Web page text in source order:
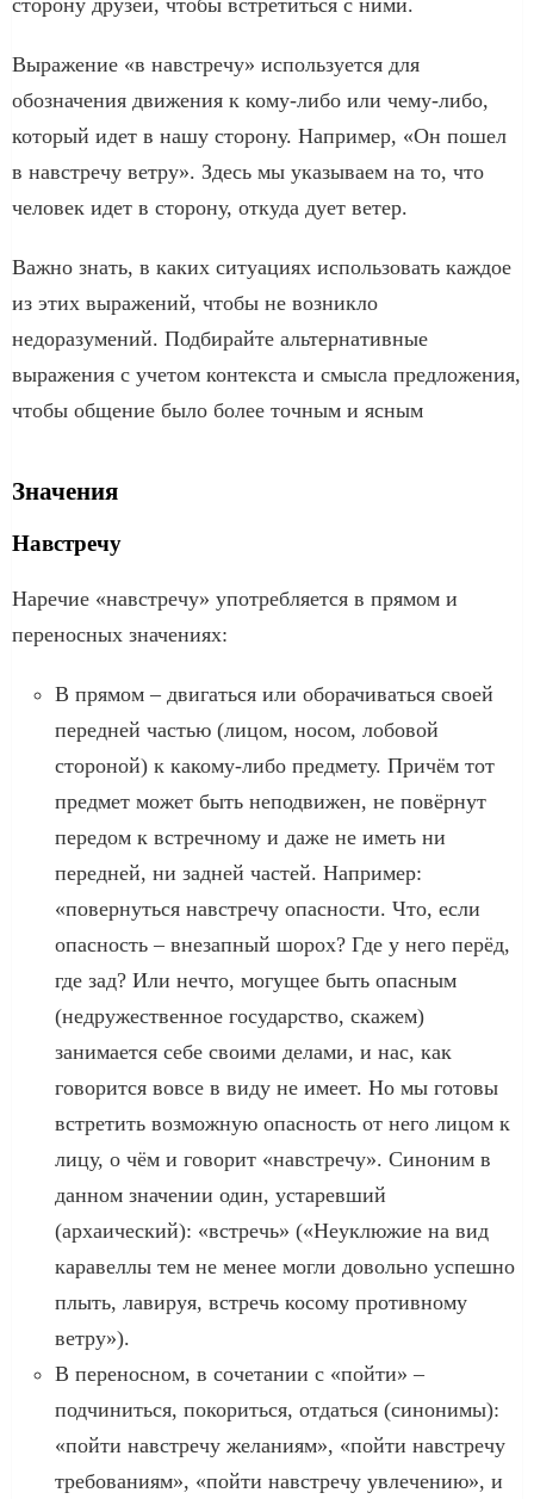
Выражение «в навстречу» используется для
обозначения движения к кому-либо или чему-либо,
который идет в нашу сторону. Например, «Он пошел
в навстречу ветру». Здесь мы указываем на то, что
человек идет в сторону, откуда дует ветер.
Важно знать, в каких ситуациях использовать каждое
из этих выражений, чтобы не возникло
недоразумений. Подбирайте альтернативные
выражения с учетом контекста и смысла предложения,
чтобы общение было более точным и ясным
Значения
Навстречу
Наречие «навстречу» употребляется в прямом и
переносных значениях:
В прямом – двигаться или оборачиваться своей
передней частью (лицом, носом, лобовой
стороной) к какому-либо предмету. Причём тот
предмет может быть неподвижен, не повёрнут
передом к встречному и даже не иметь ни
передней, ни задней частей. Например:
«повернуться навстречу опасности. Что, если
опасность – внезапный шорох? Где у него перёд,
где зад? Или нечто, могущее быть опасным
(недружественное государство, скажем)
занимается себе своими делами, и нас, как
говорится вовсе в виду не имеет. Но мы готовы
встретить возможную опасность от него лицом к
лицу, о чём и говорит «навстречу». Синоним в
данном значении один, устаревший
(архаический): «встречь» («Неуклюжие на вид
каравеллы тем не менее могли довольно успешно
плыть, лавируя, встречь косому противному
ветру»).
В переносном, в сочетании с «пойти» –
подчиниться, покориться, отдаться (синонимы):
«пойти навстречу желаниям», «пойти навстречу
требованиям», «пойти навстречу увлечению», и